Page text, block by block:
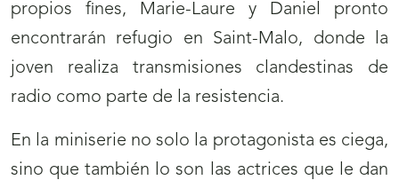
propios fines, Marie-Laure y Daniel pronto
encontrarán refugio en Saint-Malo, donde la
joven realiza transmisiones clandestinas de
radio como parte de la resistencia.
En la miniserie no solo la protagonista es ciega,
sino que también lo son las actrices que le dan